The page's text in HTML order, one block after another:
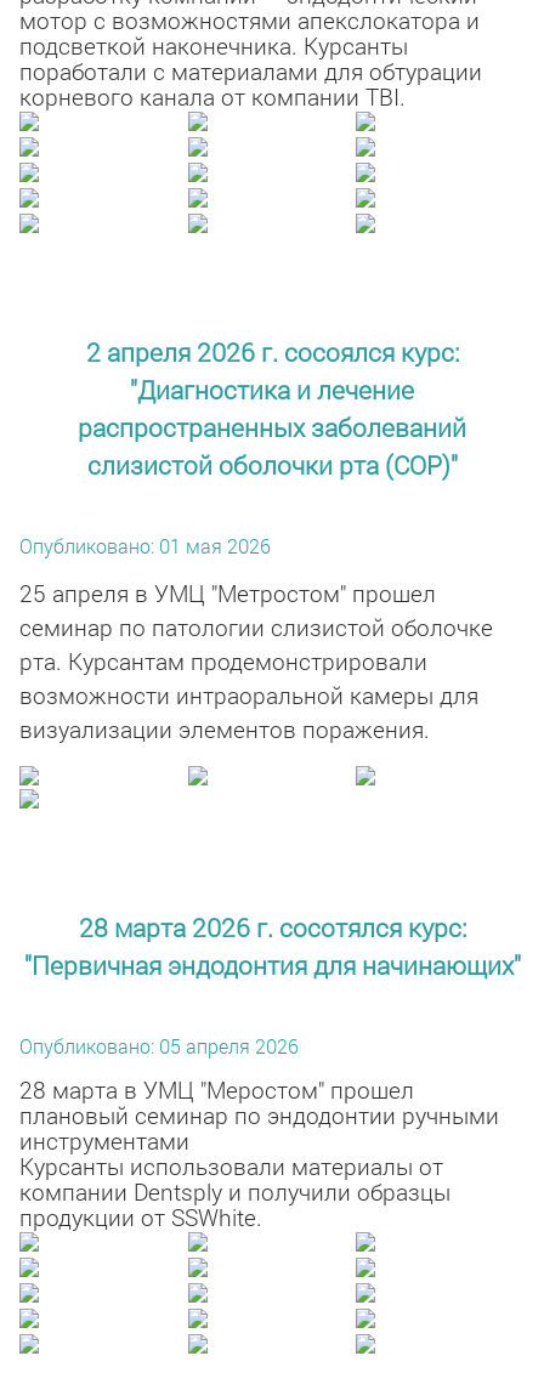
мотор с возможностями апекслокатора и
подсветкой наконечника. Курсанты
поработали с материалами для обтурации
корневого канала от компании TBI.
2 апреля 2026 г. сосоялся курс:
"Диагностика и лечение
распространенных заболеваний
слизистой оболочки рта (СОР)"
Опубликовано: 01 мая 2026
25 апреля в УМЦ "Метростом" прошел
семинар по патологии слизистой оболочке
рта. Курсантам продемонстрировали
возможности интраоральной камеры для
визуализации элементов поражения.
28 марта 2026 г. сосотялся курс:
"Первичная эндодонтия для начинающих"
Опубликовано: 05 апреля 2026
28 марта в УМЦ "Меростом" прошел
плановый семинар по эндодонтии ручными
инструментами
Курсанты использовали материалы от
компании Dentsply и получили образцы
продукции от SSWhite.